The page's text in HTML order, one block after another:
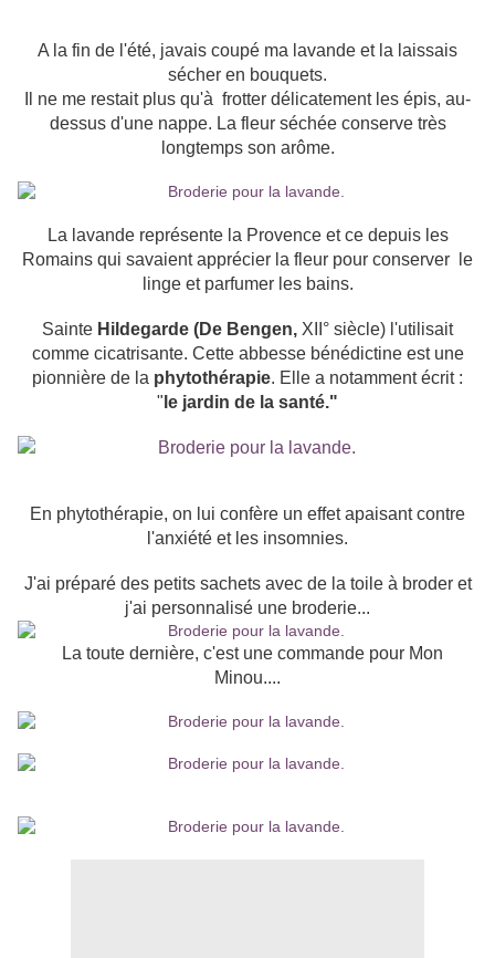
A la fin de l'été, javais coupé ma lavande et la laissais
sécher en bouquets.
Il ne me restait plus qu'à frotter délicatement les épis, au-
dessus d'une nappe. La fleur séchée conserve très
longtemps son arôme.
La lavande représente la Provence et ce depuis les
Romains qui savaient apprécier la fleur pour conserver le
linge et parfumer les bains.
Sainte Hildegarde (De Bengen, XII° siècle) l'utilisait
comme cicatrisante. Cette abbesse bénédictine est une
pionnière de la phytothérapie. Elle a notamment écrit :
" le jardin de la santé."
En phytothérapie, on lui confère un effet apaisant contre
l'anxiété et les insomnies.
J'ai préparé des petits sachets avec de la toile à broder et
j'ai personnalisé une broderie...
La toute dernière, c'est une commande pour Mon
Minou....